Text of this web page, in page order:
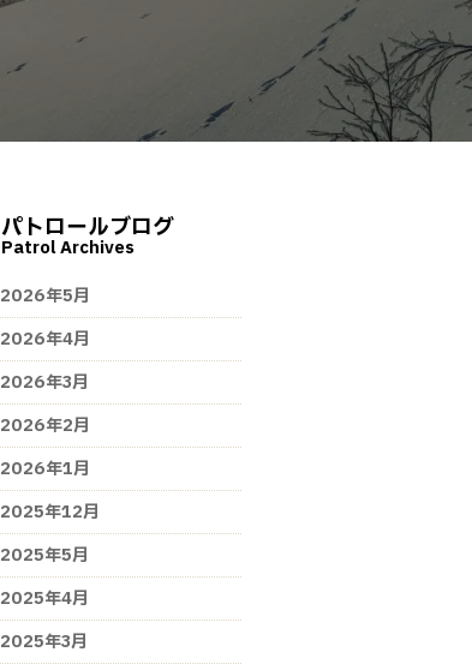
パトロールブログ
Patrol Archives
2026年5月
2026年4月
2026年3月
2026年2月
2026年1月
2025年12月
2025年5月
2025年4月
2025年3月